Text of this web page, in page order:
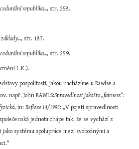
republika..., str. 258.
, str. 187.
republika..., str. 259.
L.K.).
pospolitosti, jakou nacházíme u Rawlse a
např. John RAWLS:Spravedlnost jakožto „fairness":
, in: Reflexe 14/1995: „V pojetí spravedlnosti
jednota chápe tak, že se vychází z
jako systému spolupráce mezi svobodnými a